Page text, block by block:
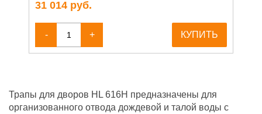
31 014 руб.
- + КУПИТЬ
Трапы для дворов HL 616H предназначены для
организованного отвода дождевой и талой воды с